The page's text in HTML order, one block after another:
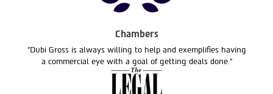
Chambers
"Dubi Gross is always willing to help and exemplifies having
a commercial eye with a goal of getting deals done."